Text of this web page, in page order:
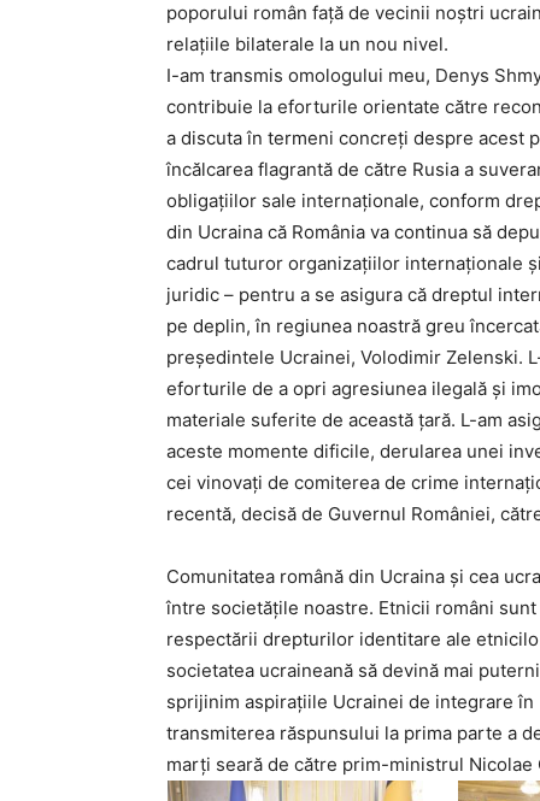
poporului român față de vecinii noștri
relațiile bilaterale la un nou nivel.
I-am transmis omologului meu, Denys
contribuie la eforturile orientate către
a discuta în termeni concreți despre acest
încălcarea flagrantă de către Rusia a
obligațiilor sale internaționale, conform
din Ucraina că România va continua să
cadrul tuturor organizațiilor internaționale
juridic – pentru a se asigura că dreptul
pe deplin, în regiunea noastră greu
președintele Ucrainei, Volodimir Zelenski.
eforturile de a opri agresiunea ilegală și
materiale suferite de această țară. L-am
aceste momente dificile, derularea unei
cei vinovați de comiterea de crime
recentă, decisă de Guvernul României,
Comunitatea română din Ucraina și cea
între societățile noastre. Etnicii români
respectării drepturilor identitare ale
societatea ucraineană să devină mai
sprijinim aspirațiile Ucrainei de integrare
transmiterea răspunsului la prima parte a
marți seară de către prim-ministrul Nicolae